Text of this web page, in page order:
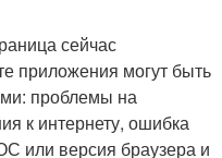
сейчас
приложения могут быть
проблемы на
к интернету, ошибка
или версия браузера и